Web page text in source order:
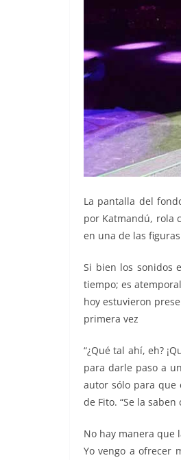
La pantalla del
por Katmandú, rola
en una de las
Si bien los sonidos
tiempo; es
hoy estuvieron
primera vez
“¿Qué tal ahí, eh?
para darle paso a
autor sólo para que
de Fito. “Se la
No hay manera que
Yo vengo a ofrecer